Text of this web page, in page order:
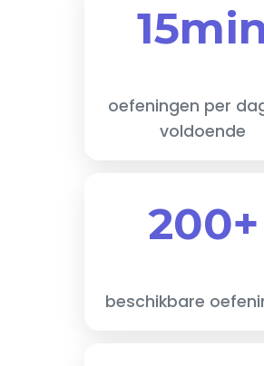
oefeningen per
voldoende
200+
beschikbare